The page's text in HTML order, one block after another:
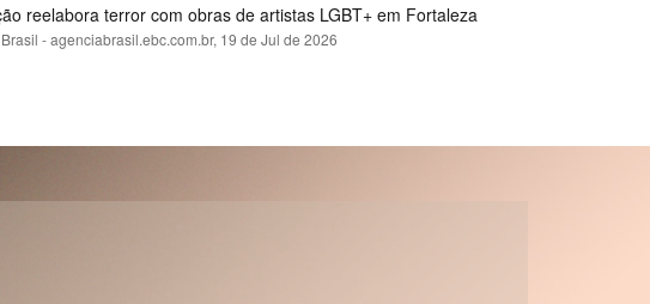
reelabora terror com obras de artistas LGBT+ em Fortaleza
- agenciabrasil.ebc.com.br, 19 de Jul de 2026